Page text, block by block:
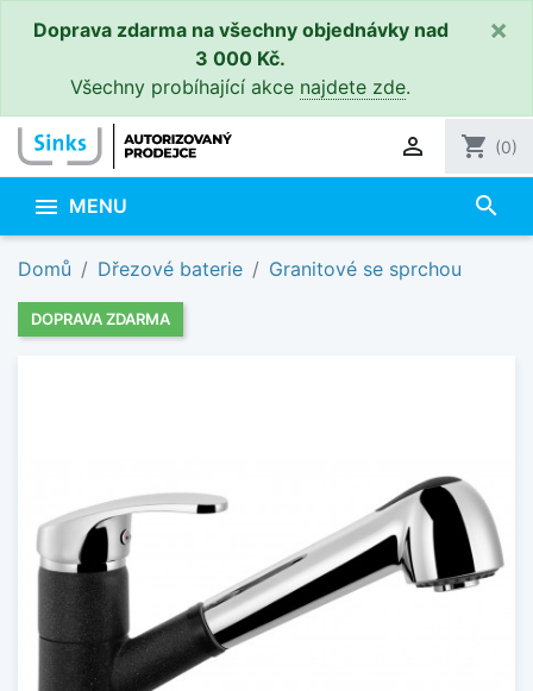
Doprava zdarma na všechny objednávky nad
3 000 Kč.
Všechny probíhající akce najdete zde.
×
 shopping_cart (0)
 MENU search
Domů Dřezové baterie Granitové se sprchou
DOPRAVA ZDARMA